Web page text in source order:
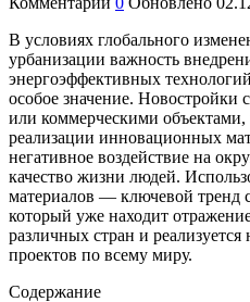
В условиях глобального
урбанизации важность
энергоэффективных
особое значение. Новостройки
или коммерческими
реализации инновационных
негативное воздействие на
качество жизни людей.
материалов — ключевой тренд
который уже находит
различных стран и
проектов по всему миру.
Содержание